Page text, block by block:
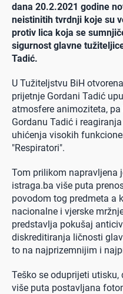
dana 20.2.2021 godine
neistinitih tvrdnji koje su
protiv lica koja se
sigurnost glavne
Tadić.
U Tužiteljstvu BiH
prijetnje Gordani Tadić
atmosfere animoziteta,
Gordanu Tadić i
uhićenja visokih
"Respiratori".
Tom prilikom napravljena
istraga.ba više puta
povodom tog predmeta a
nacionalne i vjerske
predstavlja pokušaj
diskreditiranja ličnosti
to na najprizemnijim i
Teško se oduprijeti utisku,
više puta postavljana